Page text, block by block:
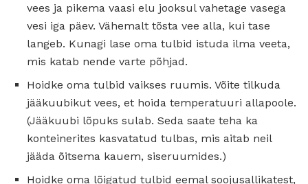
vees ja pikema vaasi elu jooksul vahetage vasega
vesi iga päev. Vähemalt tõsta vee alla, kui tase
langeb. Kunagi lase oma tulbid istuda ilma veeta,
mis katab nende varte põhjad.
Hoidke oma tulbid vaikses ruumis. Võite tilkuda
jääkuubikut vees, et hoida temperatuuri allapoole.
(Jääkuubi lõpuks sulab. Seda saate teha ka
konteinerites kasvatatud tulbas, mis aitab neil
jääda õitsema kauem, siseruumides.)
Hoidke oma lõigatud tulbid eemal soojusallikatest,